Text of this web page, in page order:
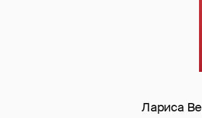
Лариса